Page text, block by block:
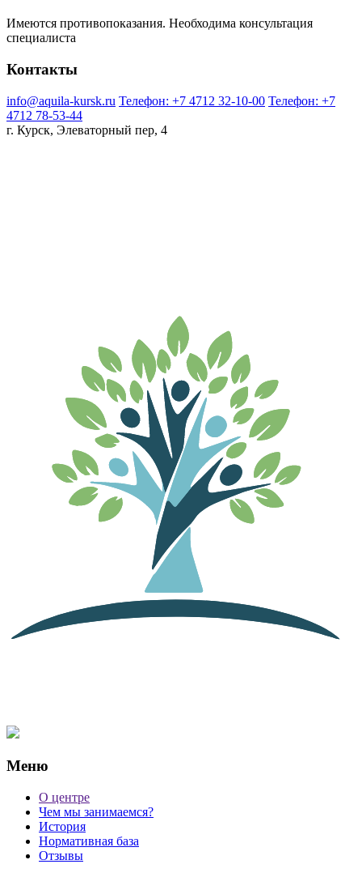
Имеются противопоказания. Необходима консультация
специалиста
Контакты
info@aquila-kursk.ru Телефон: +7 4712 32-10-00 Телефон: +7
4712 78-53-44
г. Курск, Элеваторный пер, 4
Меню
О центре
Чем мы занимаемся?
История
Нормативная база
Отзывы